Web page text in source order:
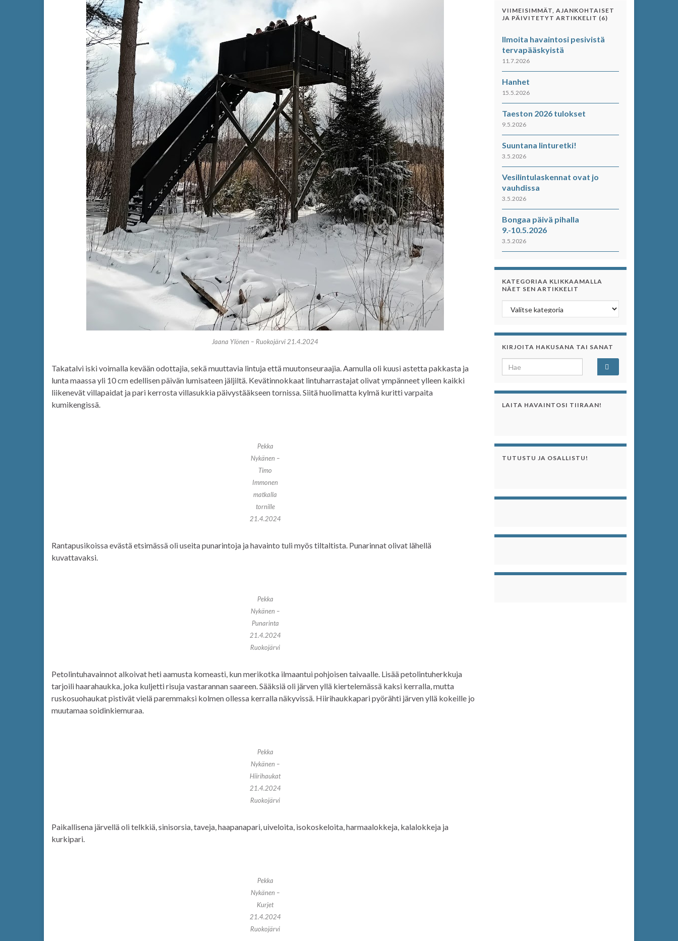
Jaana Ylönen – Ruokojärvi 21.4.2024
Takatalvi iski voimalla kevään odottajia, sekä muuttavia lintuja että muutonseuraajia. Aamulla oli kuusi astetta pakkasta ja
lunta maassa yli 10 cm edellisen päivän lumisateen jäljiltä. Kevätinnokkaat lintuharrastajat olivat ympänneet ylleen kaikki
liikenevät villapaidat ja pari kerrosta villasukkia päivystääkseen tornissa. Siitä huolimatta kylmä kuritti varpaita
kumikengissä.
Pekka
Nykänen –
Timo
Immonen
matkalla
tornille
21.4.2024
Rantapusikoissa evästä etsimässä oli useita punarintoja ja havainto tuli myös tiltaltista. Punarinnat olivat lähellä
kuvattavaksi.
Pekka
Nykänen –
Punarinta
21.4.2024
Ruokojärvi
Petolintuhavainnot alkoivat heti aamusta komeasti, kun merikotka ilmaantui pohjoisen taivaalle. Lisää petolintuherkkuja
tarjoili haarahaukka, joka kuljetti risuja vastarannan saareen. Sääksiä oli järven yllä kiertelemässä kaksi kerralla, mutta
ruskosuohaukat pistivät vielä paremmaksi kolmen ollessa kerralla näkyvissä. Hiirihaukkapari pyörähti järven yllä kokeille jo
muutamaa soidinkiemuraa.
Pekka
Nykänen –
Hiirihaukat
21.4.2024
Ruokojärvi
Paikallisena järvellä oli telkkiä, sinisorsia, taveja, haapanapari, uiveloita, isokoskeloita, harmaalokkeja, kalalokkeja ja
kurkipari.
Pekka
Nykänen –
Kurjet
21.4.2024
Ruokojärvi
VIIMEISIMMÄT, AJANKOHTAISET
JA PÄIVITETYT ARTIKKELIT (6)
Ilmoita havaintosi pesivistä
tervapääskyistä
11.7.2026
Hanhet
15.5.2026
Taeston 2026 tulokset
9.5.2026
Suuntana linturetki!
3.5.2026
Vesilintulaskennat ovat jo
vauhdissa
3.5.2026
Bongaa päivä pihalla
9.-10.5.2026
3.5.2026
KATEGORIAA KLIKKAAMALLA
NÄET SEN ARTIKKELIT
Kategoriaa klikkaamalla näet sen artikkelit
KIRJOITA HAKUSANA TAI SANAT
Search for:
LAITA HAVAINTOSI TIIRAAN!
TUTUSTU JA OSALLISTU!